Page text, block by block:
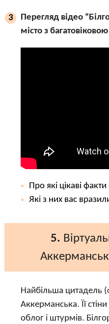
3
Перегляд відео
місто з багатовіковою
Про які цікаві
Які з них вас
5.
Найбільша цитадель
Аккерманська. Її
облог і штурмів.